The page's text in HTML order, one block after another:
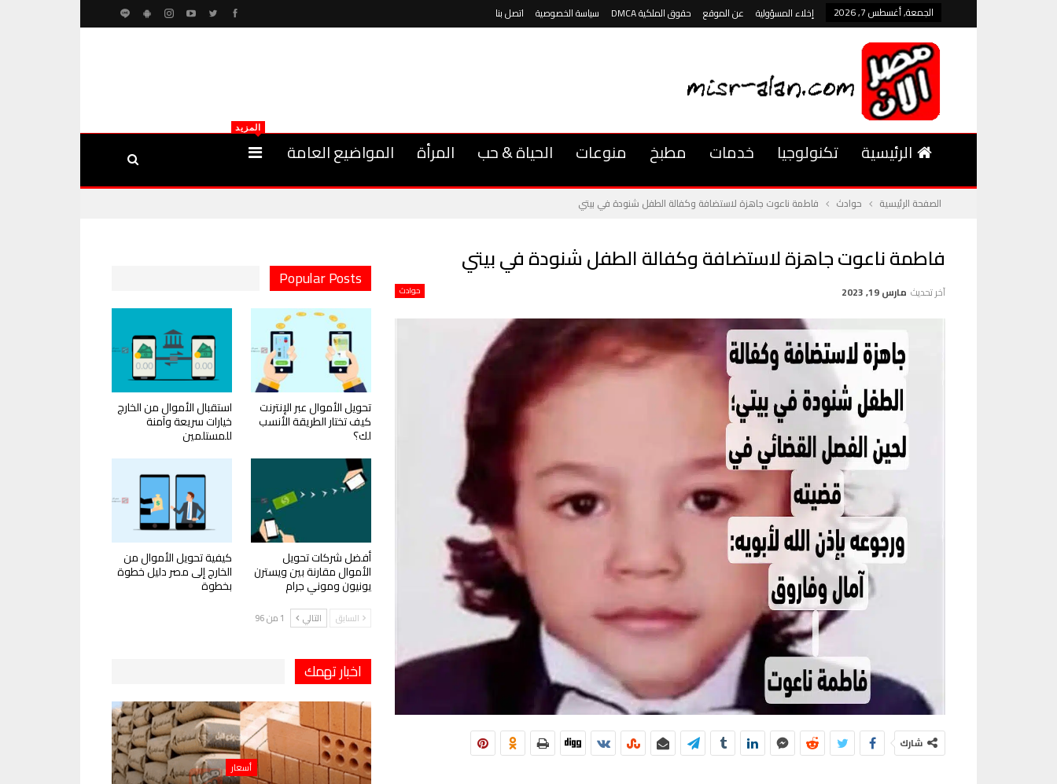
الجمعة, أغسطس 7, 2026 إخلاء المسؤولية عن الموقع حقوق الملكية DMCA سياسة الخصوصية اتصل بنا
الرئيسية تكنولوجيا خدمات مطبخ منوعات الحياة & حب المرأة المواضيع العامة
المزيد
الصفحة الرئيسية حوادث فاطمة ناعوت جاهزة لاستضافة وكفالة الطفل شنودة في بيتي
فاطمة ناعوت جاهزة لاستضافة وكفالة الطفل شنودة في بيتي
حوادث آخر تحديث مارس 19, 2023
شارك
Popular Posts
تحويل الأموال عبر الإنترنت
كيف تختار الطريقة الأنسب
لك؟
استقبال الأموال من الخارج
خيارات سريعة وآمنة
للمستلمين
أفضل شركات تحويل
الأموال مقارنة بين ويسترن
يونيون وموني جرام
كيفية تحويل الأموال من
الخارج إلى مصر دليل خطوة
بخطوة
السابق التالي 1 من 96
اخبار تهمك
أسعار